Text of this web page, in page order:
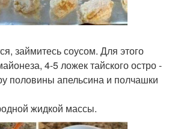
займитесь соусом. Для этого
4-5 ложек тайского остро -
половины апельсина и полчашки
жидкой массы.